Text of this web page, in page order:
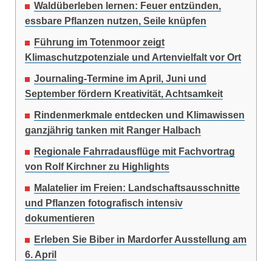
Waldüberleben lernen: Feuer entzünden,
essbare Pflanzen nutzen, Seile knüpfen
Führung im Totenmoor zeigt
Klimaschutzpotenziale und Artenvielfalt vor Ort
Journaling-Termine im April, Juni und
September fördern Kreativität, Achtsamkeit
Rindenmerkmale entdecken und Klimawissen
ganzjährig tanken mit Ranger Halbach
Regionale Fahrradausflüge mit Fachvortrag
von Rolf Kirchner zu Highlights
Malatelier im Freien: Landschaftsausschnitte
und Pflanzen fotografisch intensiv
dokumentieren
Erleben Sie Biber in Mardorfer Ausstellung am
6. April